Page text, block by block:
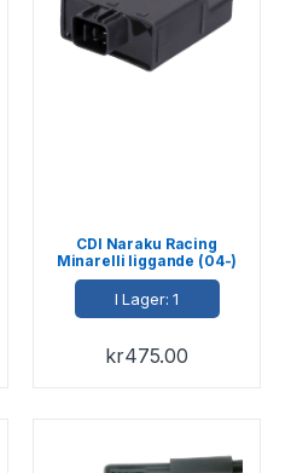
CDI Naraku Racing
Minarelli liggande (04-)
I Lager: 1
kr475.00